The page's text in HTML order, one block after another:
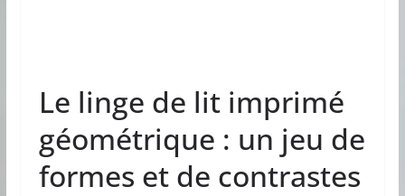
Le linge de lit imprimé
géométrique : un jeu de
formes et de contrastes